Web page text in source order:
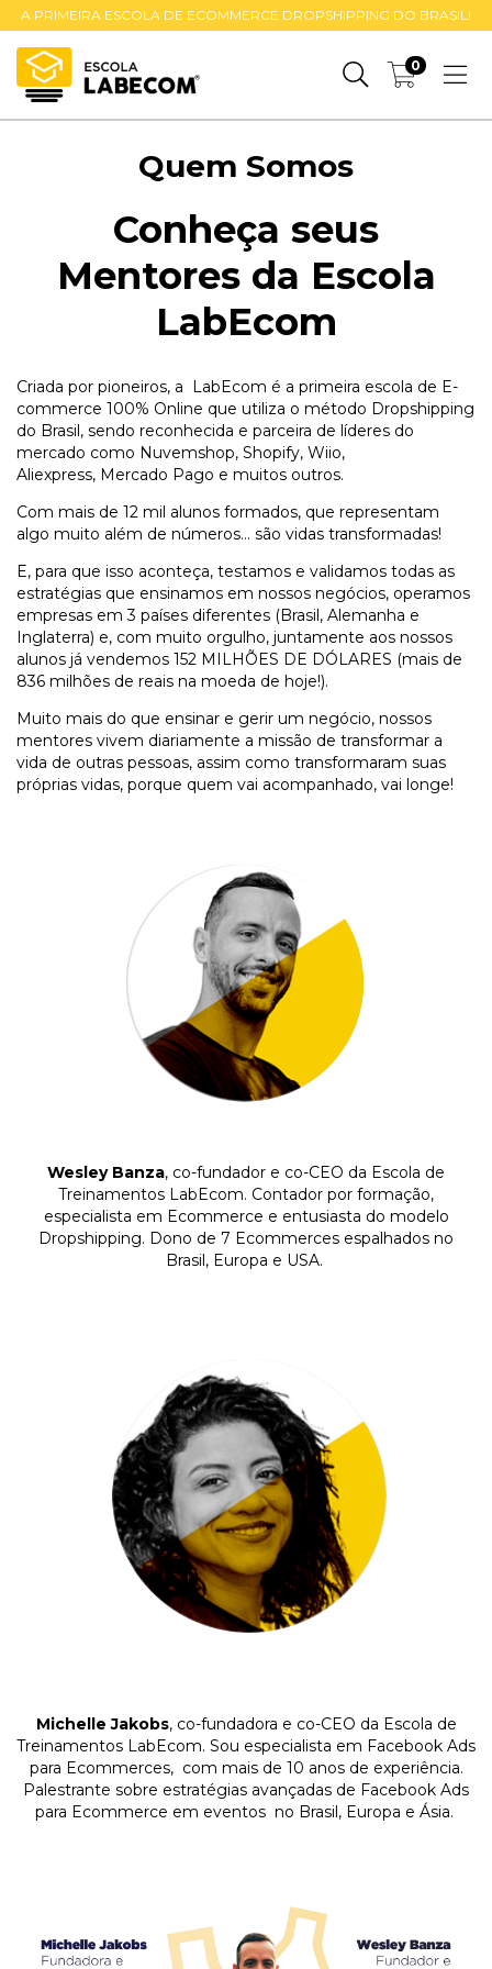
A PRIMEIRA ESCOLA DE ECOMMERCE DROPSHIPPING DO BRASIL!
0
Quem Somos
Conheça seus
Mentores da Escola
LabEcom
Criada por pioneiros, a LabEcom é a primeira escola de E-
commerce 100% Online que utiliza o método Dropshipping
do Brasil, sendo reconhecida e parceira de líderes do
mercado como Nuvemshop, Shopify, Wiio,
Aliexpress, Mercado Pago e muitos outros.
Com mais de 12 mil alunos formados, que representam
algo muito além de números… são vidas transformadas!
E, para que isso aconteça, testamos e validamos todas as
estratégias que ensinamos em nossos negócios, operamos
empresas em 3 países diferentes (Brasil, Alemanha e
Inglaterra) e, com muito orgulho, juntamente aos nossos
alunos já vendemos 152 MILHÕES DE DÓLARES (mais de
836 milhões de reais na moeda de hoje!).
Muito mais do que ensinar e gerir um negócio, nossos
mentores vivem diariamente a missão de transformar a
vida de outras pessoas, assim como transformaram suas
próprias vidas, porque quem vai acompanhado, vai longe!
Wesley Banza, co-fundador e co-CEO da Escola de
Treinamentos LabEcom. Contador por formação,
especialista em Ecommerce e entusiasta do modelo
Dropshipping. Dono de 7 Ecommerces espalhados no
Brasil, Europa e USA.
Michelle Jakobs, co-fundadora e co-CEO da Escola de
Treinamentos LabEcom. Sou especialista em Facebook Ads
para Ecommerces, com mais de 10 anos de experiência.
Palestrante sobre estratégias avançadas de Facebook Ads
para Ecommerce em eventos no Brasil, Europa e Ásia.